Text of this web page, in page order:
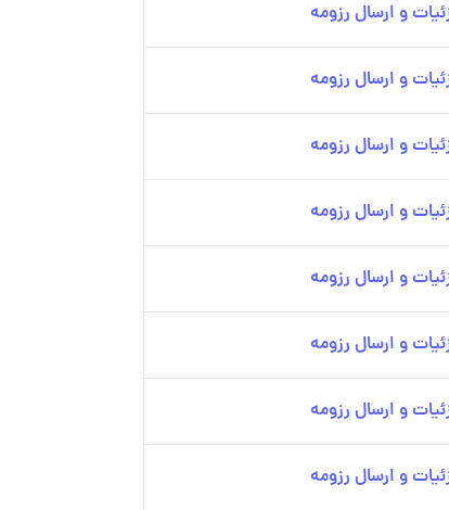
و ارسال رزومه
و ارسال رزومه
و ارسال رزومه
و ارسال رزومه
و ارسال رزومه
و ارسال رزومه
و ارسال رزومه
و ارسال رزومه